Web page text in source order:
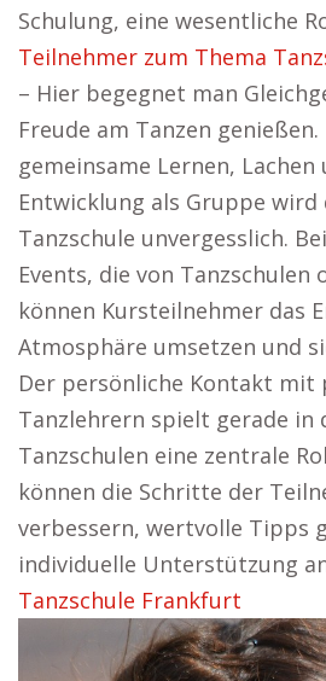
Schulung, eine wesentliche
Teilnehmer zum Thema
– Hier begegnet man
Freude am Tanzen
gemeinsame Lernen, Lachen
Entwicklung als Gruppe wird
Tanzschule unvergesslich.
Events, die von
können Kursteilnehmer das
Atmosphäre umsetzen und
Der persönliche Kontakt mit
Tanzlehrern spielt gerade in
Tanzschulen eine zentrale
können die Schritte der
verbessern, wertvolle Tipps
individuelle Unterstützung
Tanzschule Frankfurt